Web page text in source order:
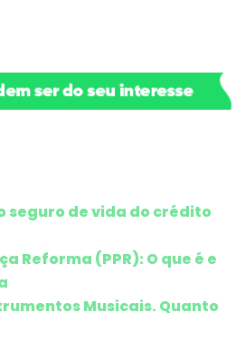
seguro de vida do crédito
Reforma (PPR): O que é e
Musicais. Quanto